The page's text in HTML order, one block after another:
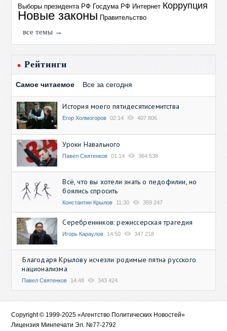
Выборы президента РФ Госдума РФ Интернет Коррупция
Новые законы Правительство
все темы →
Рейтинги
Самое читаемое Все за сегодня
История моего пятидесятисемитства
Егор Холмогоров 02:14 407 806
Уроки Навального
Павел Святенков 01:14 364 538
Всё, что вы хотели знать о педофилии, но
боялись спросить
Константин Крылов 11:30 359 247
Серебренников: режиссерская трагедия
Игорь Караулов 14:50 347 218
Благодаря Крылову исчезли родимые пятна русского
национализма
Павел Святенков 14:48 343 424
Copyright © 1999-2025 «Агентство Политических Новостей»
Лицензия Минпечати Эл. №77-2792